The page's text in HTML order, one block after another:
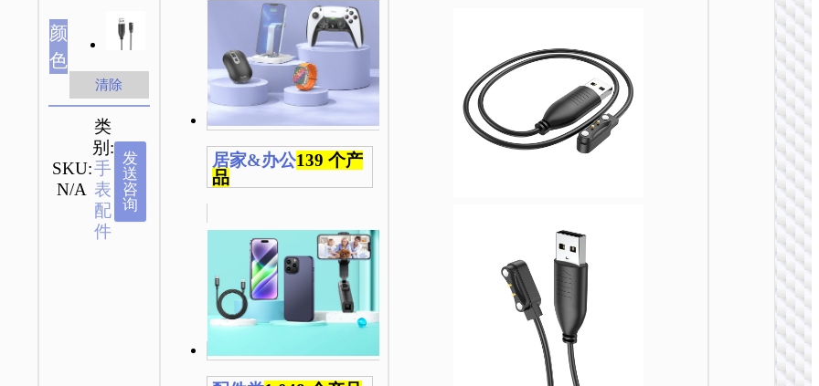
颜
色
清除
SKU:
N/A
类
别:
手
表
配
件
发
送
咨
询
居家&办公139 个产
品
手表配
Y5 Pro
能运动
表 (通话
在
产
品
页
面
上
选
择
这
些
选
项
在
产
品
页
面
上
选
择
这
些
选
项
在
产
品
页
面
上
选
择
这
些
选
项
在
产
品
页
面
上
选
择
这
些
选
项
在
产
品
页
面
上
选
择
这
些
选
项
在
产
品
页
面
上
选
择
这
些
选
项